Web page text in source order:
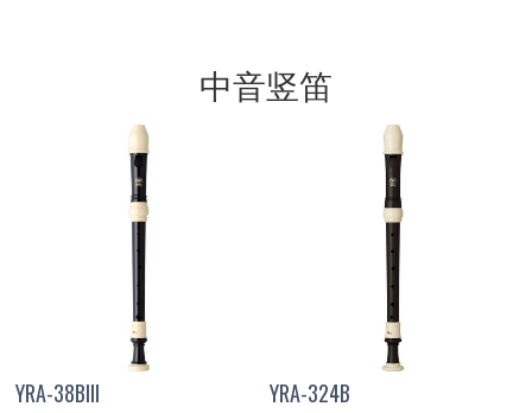
中音竖笛
YRA-38BIII YRA-324B